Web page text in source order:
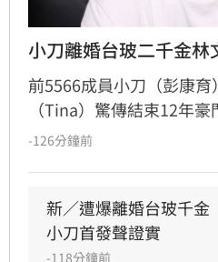
小刀離婚台玻二千金
前5566成員小刀（彭康
（Tina）驚傳結束12年
舉辦耗資逾500萬的世紀
長年相處失去交集，且
導致感情破裂。小刀昔
洲，後轉型幕後經營影視
-126分鐘前
新／遭爆離婚台玻千金
小刀首發聲證實
-118分鐘前